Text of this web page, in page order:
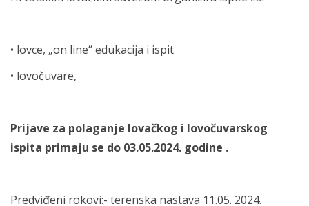
• lovce, „on line“ edukacija i ispit
• lovočuvare,
Prijave za polaganje lovačkog i lovočuvarskog
ispita primaju se do 03.05.2024. godine .
Predviđeni rokovi:- terenska nastava 11.05. 2024.